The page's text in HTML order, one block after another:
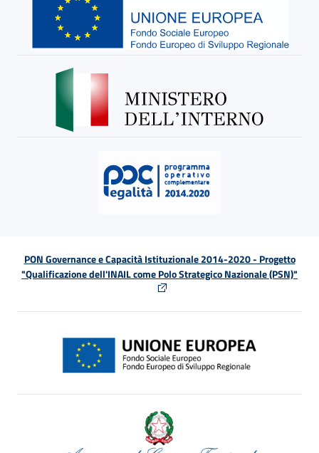
PON Governance e Capacità Istituzionale 2014-2020 - Progetto
"Qualificazione dell'INAIL come Polo Strategico Nazionale (PSN)"